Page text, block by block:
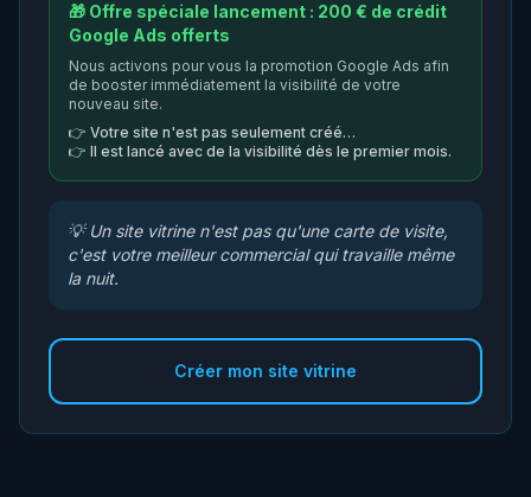
🎁 Offre spéciale lancement : 200 € de crédit
Google Ads offerts
Nous activons pour vous la promotion Google Ads afin
de booster immédiatement la visibilité de votre
nouveau site.
👉 Votre site n'est pas seulement créé…
👉 Il est lancé avec de la visibilité dès le premier mois.
💡 Un site vitrine n'est pas qu'une carte de visite,
c'est votre meilleur commercial qui travaille même
la nuit.
Créer mon site vitrine